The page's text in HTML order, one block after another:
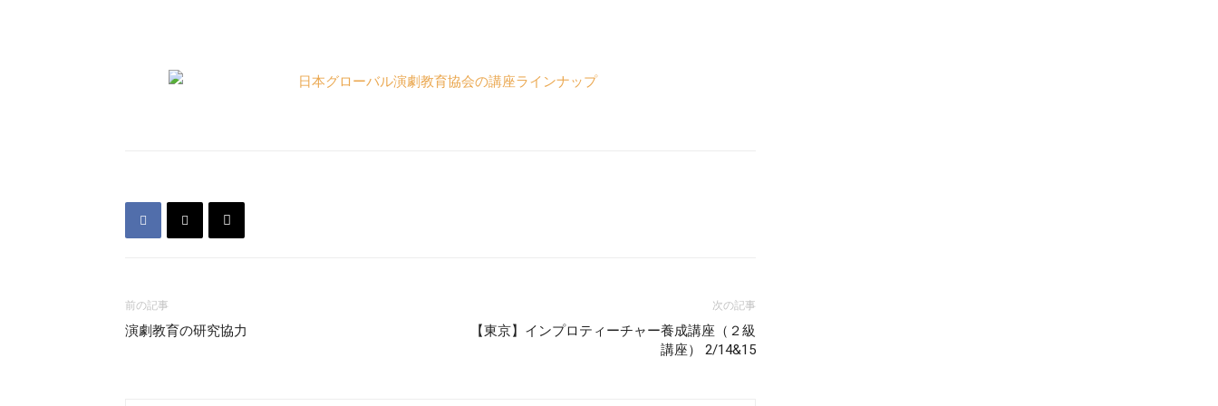
前の記事
演劇教育の研究協力
次の記事
【東京】インプロティーチャー養成講座（２級
講座） 2/14&15